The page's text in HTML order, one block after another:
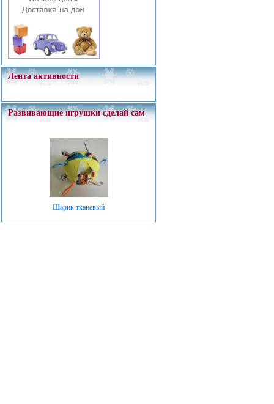
Лента активности
Развивающие игрушки сделай сам
Шарик тканевый